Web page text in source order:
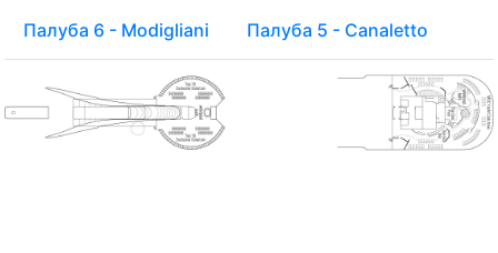
Палуба 6 - Modigliani Палуба 5 - Canaletto